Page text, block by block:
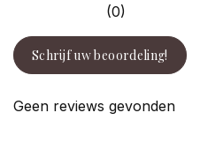
(0)
Schrijf uw beoordeling!
Geen reviews gevonden